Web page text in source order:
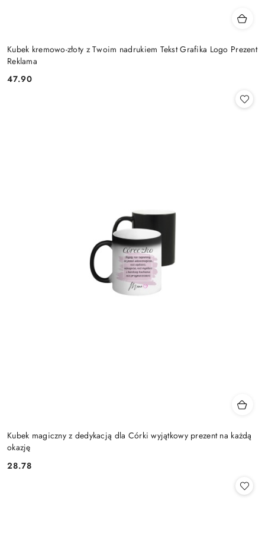
Kubek kremowo-złoty z Twoim nadrukiem Tekst Grafika Logo Prezent
Reklama
Cena:
47.90
Kubek magiczny z dedykacją dla Córki wyjątkowy prezent na każdą
okazję
Cena:
28.78